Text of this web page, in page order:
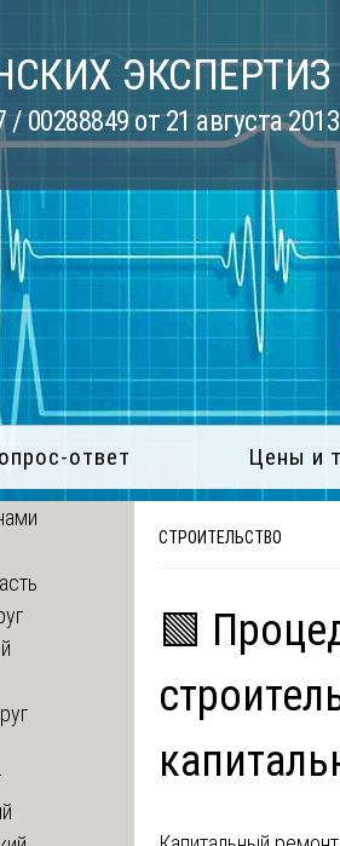
ЭКСПЕРТИЗ
от 21 августа
ответ Цены и
СТРОИТЕЛЬСТВО
🟩